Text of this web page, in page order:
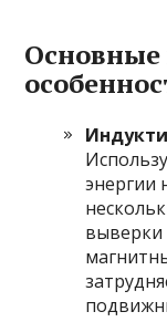
энергии
выверки